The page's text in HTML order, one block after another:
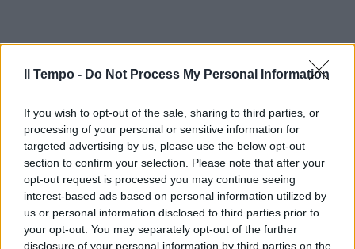
Il Tempo - Do Not Process My Personal Information
If you wish to opt-out of the sale, sharing to third parties, or
processing of your personal or sensitive information for
targeted advertising by us, please use the below opt-out
section to confirm your selection. Please note that after your
opt-out request is processed you may continue seeing
interest-based ads based on personal information utilized by
us or personal information disclosed to third parties prior to
your opt-out. You may separately opt-out of the further
disclosure of your personal information by third parties on the